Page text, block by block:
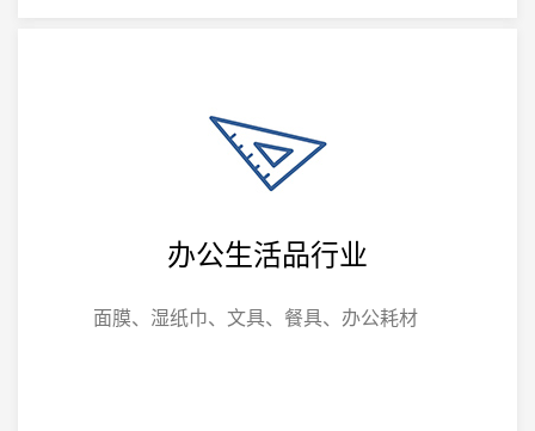
办公生活品行业
面膜、湿纸巾、文具、餐具、办公耗材